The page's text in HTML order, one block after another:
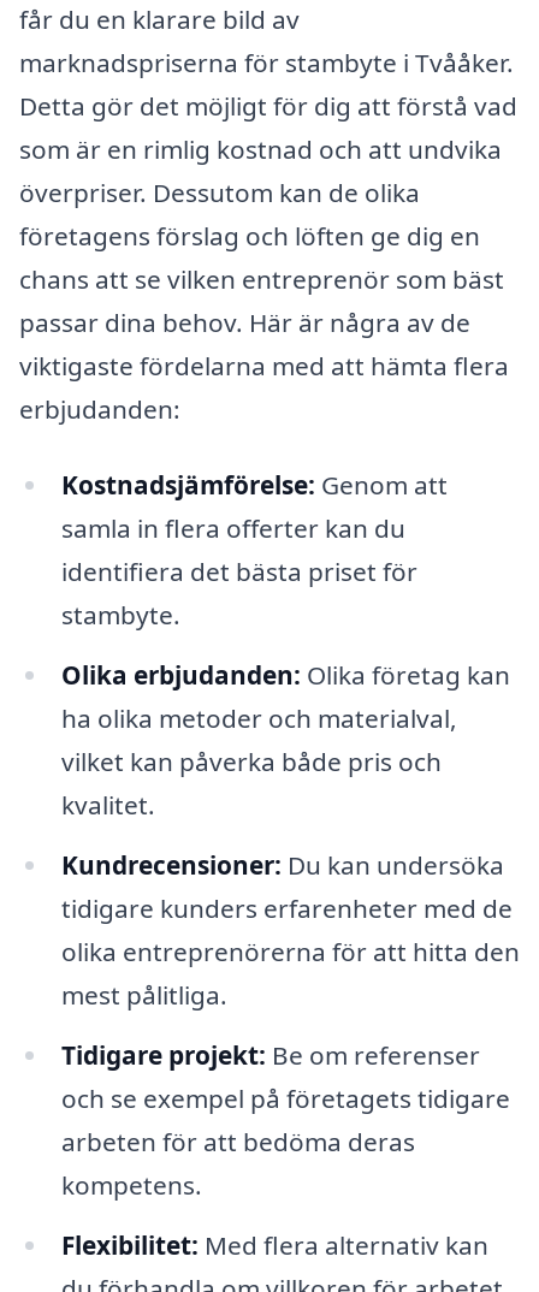
får du en klarare bild av
marknadspriserna för stambyte i Tvååker.
Detta gör det möjligt för dig att förstå vad
som är en rimlig kostnad och att undvika
överpriser. Dessutom kan de olika
företagens förslag och löften ge dig en
chans att se vilken entreprenör som bäst
passar dina behov. Här är några av de
viktigaste fördelarna med att hämta flera
erbjudanden:
Kostnadsjämförelse: Genom att
samla in flera offerter kan du
identifiera det bästa priset för
stambyte.
Olika erbjudanden: Olika företag kan
ha olika metoder och materialval,
vilket kan påverka både pris och
kvalitet.
Kundrecensioner: Du kan undersöka
tidigare kunders erfarenheter med de
olika entreprenörerna för att hitta den
mest pålitliga.
Tidigare projekt: Be om referenser
och se exempel på företagets tidigare
arbeten för att bedöma deras
kompetens.
Flexibilitet: Med flera alternativ kan